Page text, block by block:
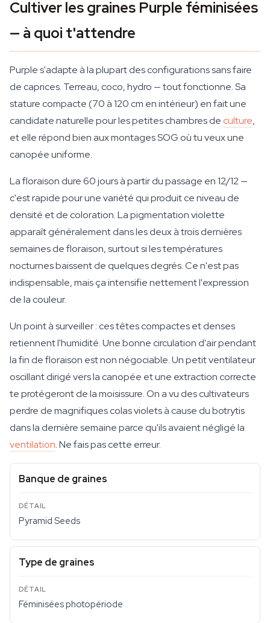
Cultiver les graines Purple féminisées
— à quoi t'attendre
Purple s'adapte à la plupart des configurations sans faire
de caprices. Terreau, coco, hydro — tout fonctionne. Sa
stature compacte (70 à 120 cm en intérieur) en fait une
candidate naturelle pour les petites chambres de culture,
et elle répond bien aux montages SOG où tu veux une
canopée uniforme.
La floraison dure 60 jours à partir du passage en 12/12 —
c'est rapide pour une variété qui produit ce niveau de
densité et de coloration. La pigmentation violette
apparaît généralement dans les deux à trois dernières
semaines de floraison, surtout si les températures
nocturnes baissent de quelques degrés. Ce n'est pas
indispensable, mais ça intensifie nettement l'expression
de la couleur.
Un point à surveiller : ces têtes compactes et denses
retiennent l'humidité. Une bonne circulation d'air pendant
la fin de floraison est non négociable. Un petit ventilateur
oscillant dirigé vers la canopée et une extraction correcte
te protégeront de la moisissure. On a vu des cultivateurs
perdre de magnifiques colas violets à cause du botrytis
dans la dernière semaine parce qu'ils avaient négligé la
ventilation. Ne fais pas cette erreur.
Banque de graines
Pyramid Seeds
Type de graines
Féminisées photopériode